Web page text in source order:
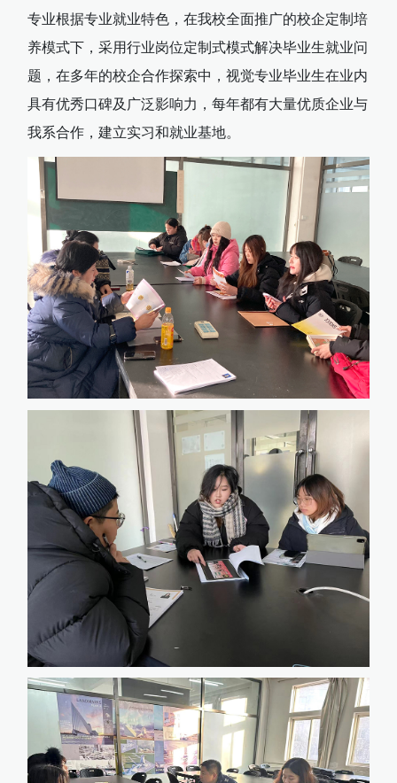
专业根据专业就业特色，在我校全面推广的校企定制培
养模式下，采用行业岗位定制式模式解决毕业生就业问
题，在多年的校企合作探索中，视觉专业毕业生在业内
具有优秀口碑及广泛影响力，每年都有大量优质企业与
我系合作，建立实习和就业基地。